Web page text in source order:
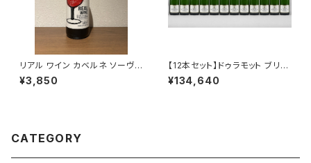
リアル ワイン カベルネ ソーヴィ
ニヨン 2021
¥3,850
【12本セット】ドゥラモット ブリュ
ット ブラン ド ブラン NV 750ml
シャンパーニュ フランス シャル
¥134,640
CATEGORY